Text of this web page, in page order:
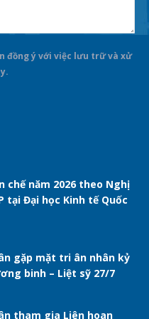
đồng ý với việc lưu trữ và xử
chế năm 2026 theo Nghị
tại Đại học Kinh tế Quốc
gặp mặt tri ân nhân kỷ
binh – Liệt sỹ 27/7
tham gia Liên hoan